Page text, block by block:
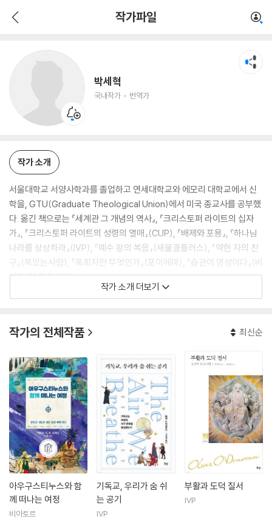
작가파일
박세혁
국내작가 번역가
작가 소개
서울대학교 서양사학과를 졸업하고 연세대학교와 에모리 대학교에서 신
학을, GTU(Graduate Theological Union)에서 미국 종교사를 공부했
다. 옮긴 책으로는 『세계관 그 개념의 역사』, 『크리스토퍼 라이트의 십자
가』, 『크리스토퍼 라이트의 성령의 열매』(CUP), 『배제와 포용』, 『하나님
나라를 상상하라』(IVP), 『예수 왕의 복음』(새물결플러스), 『약한 자의 친
구』(복있는사람), 『목회자란 무엇인가』(포이에마), 『습관이 영성이다』(비
아토르) 등이 있다.
작가 소개 더보기
작가의 전체작품 최신순
아우구스티누스와 함
께 떠나는 여정
비아토르
기독교, 우리가 숨 쉬
는 공기
IVP
부활과 도덕 질서
IVP